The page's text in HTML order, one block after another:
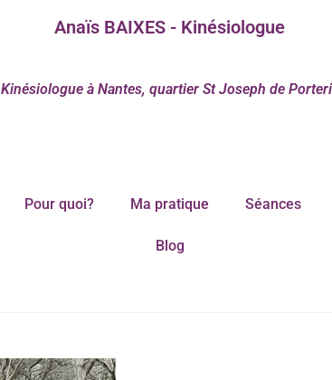
Anaïs BAIXES - Kinésiologue
Kinésiologue à Nantes, quartier St Joseph de
Pour quoi? Ma pratique Séances
Blog